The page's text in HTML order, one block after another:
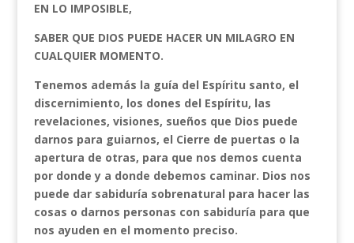
EN LO IMPOSIBLE,
SABER QUE DIOS PUEDE HACER UN MILAGRO EN
CUALQUIER MOMENTO.
Tenemos además la guía del Espíritu santo, el
discernimiento, los dones del Espíritu, las
revelaciones, visiones, sueños que Dios puede
darnos para guiarnos, el Cierre de puertas o la
apertura de otras, para que nos demos cuenta
por donde y a donde debemos caminar. Dios nos
puede dar sabiduría sobrenatural para hacer las
cosas o darnos personas con sabiduría para que
nos ayuden en el momento preciso.